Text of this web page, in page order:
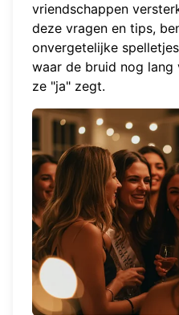
vriendschappen
deze vragen en tips,
onvergetelijke
waar de bruid nog lang
ze "ja" zegt.